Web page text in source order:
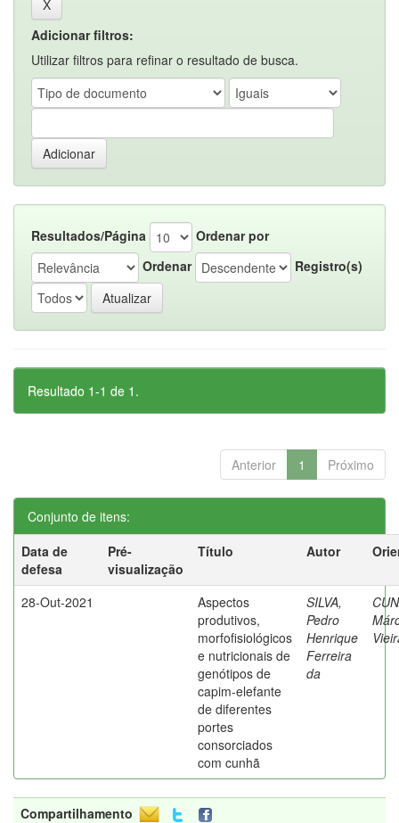
Adicionar filtros:
Utilizar filtros para refinar o resultado de busca.
Resultados/Página
Ordenar por
Ordenar
Registro(s)
Resultado 1-1 de 1.
Anterior 1 Próximo
Conjunto de itens:
Data de
defesa
Pré-
visualização
Título Autor
28-Out-2021
Aspectos
produtivos,
morfofisiológicos
e nutricionais de
genótipos de
capim-elefante
de diferentes
portes
consorciados
com cunhã
SILVA,
Pedro
Henrique
Ferreira
da
Compartilhamento